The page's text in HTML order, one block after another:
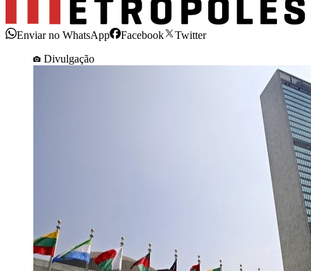
Enviar no WhatsApp Facebook
Twitter
Divulgação